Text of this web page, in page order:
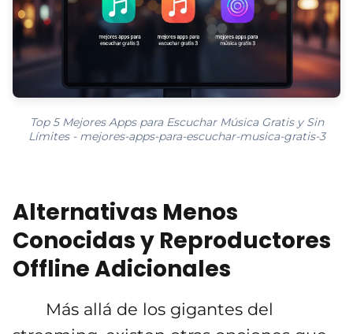
Top 5 Mejores Apps para Escuchar Música Gratis y Sin
Límites - mejores-apps-para-escuchar-musica-gratis-3
Alternativas Menos
Conocidas y Reproductores
Offline Adicionales
Más allá de los gigantes del